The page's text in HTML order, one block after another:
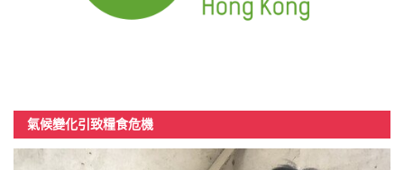
氣候變化引致糧食危機